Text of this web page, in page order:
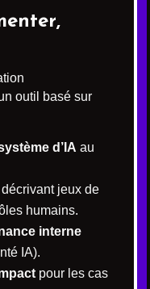
outil basé sur
d’IA au
décrivant jeux de
humains.
interne
IA).
pour les cas